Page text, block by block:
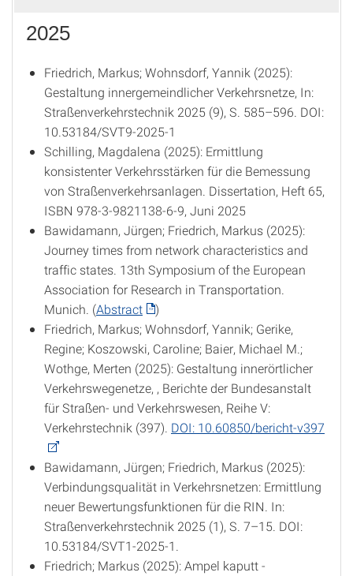
2025
Friedrich, Markus; Wohnsdorf, Yannik (2025):
Gestaltung innergemeindlicher Verkehrsnetze, In:
Straßenverkehrstechnik 2025 (9), S. 585–596. DOI:
10.53184/SVT9-2025-1
Schilling, Magdalena (2025): Ermittlung
konsistenter Verkehrsstärken für die Bemessung
von Straßenverkehrsanlagen. Dissertation, Heft 65,
ISBN 978-3-9821138-6-9, Juni 2025
Bawidamann, Jürgen; Friedrich, Markus (2025):
Journey times from network characteristics and
traffic states. 13th Symposium of the European
Association for Research in Transportation.
Munich. (Abstract
)
Friedrich, Markus; Wohnsdorf, Yannik; Gerike,
Regine; Koszowski, Caroline; Baier, Michael M.;
Wothge, Merten (2025): Gestaltung innerörtlicher
Verkehrswegenetze, , Berichte der Bundesanstalt
für Straßen- und Verkehrswesen, Reihe V:
Verkehrstechnik (397). DOI: 10.60850/bericht-v397
Bawidamann, Jürgen; Friedrich, Markus (2025):
Verbindungsqualität in Verkehrsnetzen: Ermittlung
neuer Bewertungsfunktionen für die RIN. In:
Straßenverkehrstechnik 2025 (1), S. 7–15. DOI:
10.53184/SVT1-2025-1.
Friedrich; Markus (2025): Ampel kaputt -